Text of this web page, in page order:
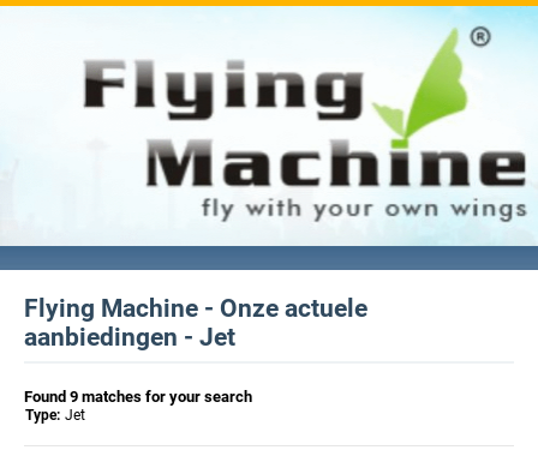
Flying Machine - Onze actuele
aanbiedingen - Jet
Found 9 matches for your search
Type: Jet